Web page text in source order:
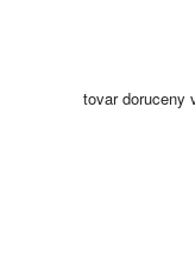
tovar doruceny